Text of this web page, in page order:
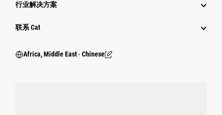
行业解决方案
行业
联系 Cat
Africa, Middle East ‧ Chinese